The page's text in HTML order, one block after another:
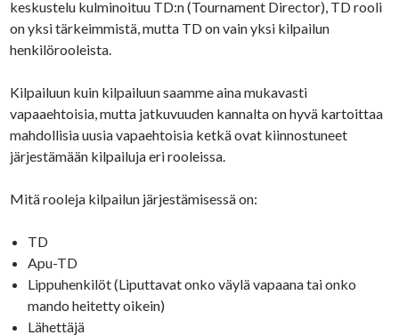
keskustelu kulminoituu TD:n (Tournament Director), TD rooli
on yksi tärkeimmistä, mutta TD on vain yksi kilpailun
henkilörooleista.
Kilpailuun kuin kilpailuun saamme aina mukavasti
vapaaehtoisia, mutta jatkuvuuden kannalta on hyvä kartoittaa
mahdollisia uusia vapaehtoisia ketkä ovat kiinnostuneet
järjestämään kilpailuja eri rooleissa.
Mitä rooleja kilpailun järjestämisessä on:
TD
Apu-TD
Lippuhenkilöt (Liputtavat onko väylä vapaana tai onko
mando heitetty oikein)
Lähettäjä